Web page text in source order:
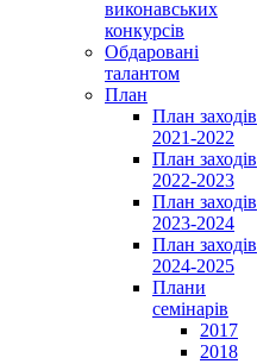
виконавських
конкурсів
Обдаровані
талантом
План
План заходів
2021-2022
План заходів
2022-2023
План заходів
2023-2024
План заходів
2024-2025
Плани
семінарів
2017
2018